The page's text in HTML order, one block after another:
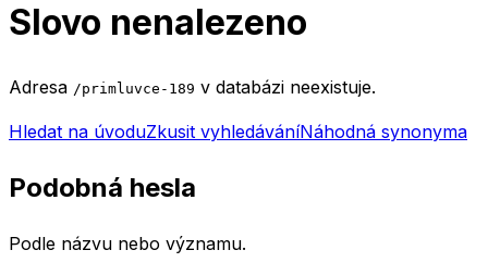
Slovo nenalezeno
Adresa /primluvce-189 v databázi neexistuje.
Hledat na úvoduZkusit vyhledáváníNáhodná synonyma
Podobná hesla
Podle názvu nebo významu.